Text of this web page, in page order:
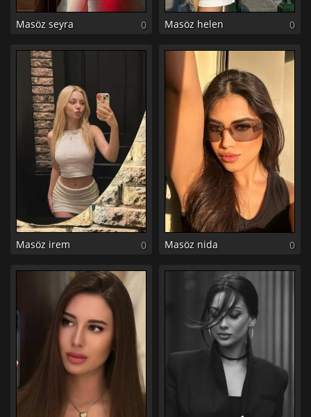
Masöz seyra 0 Masöz helen 0
Masöz irem 0 Masöz nida 0